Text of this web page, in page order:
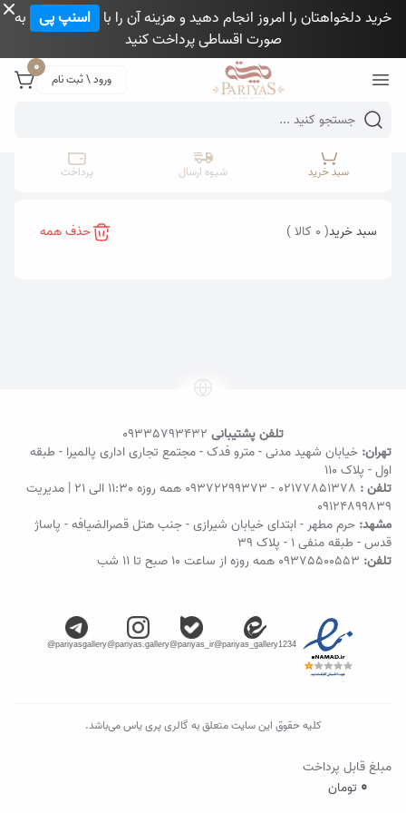
خرید دلخواهتان را امروز انجام دهید و هزینه آن را با اسنپ پی به
صورت اقساطی پرداخت کنید
ورود \ ثبت نام
0
Mobile header search
سبد خرید شیوه ارسال پرداخت
سبد خرید( 0 کالا ) حذف همه
مبلغ قابل پرداخت
0 تومان
تلفن پشتیبانی 09335793432
تهران: خیابان شهید مدنی - مترو فدک - مجتمع تجاری اداری پالمیرا - طبقه
اول - پلاک ۱۱۰
تلفن : 02177851378
-
09372299373 همه روزه 11:30 الی 21 | مدیریت
09124899839
مشهد: حرم مطهر - ابتدای خیابان شیرازی - جنب هتل قصرالضیافه - پاساژ
قدس - طبقه منفی ۱ - پلاک 39
تلفن: 09375500553 همه روزه از ساعت ۱۰ صبح تا ۱۱ شب
@pariyas_gallery1234
@pariyas_ir
@pariyas.gallery
@pariyasgallery
کلیه حقوق این سایت متعلق به گالری پری یاس می‌باشد.